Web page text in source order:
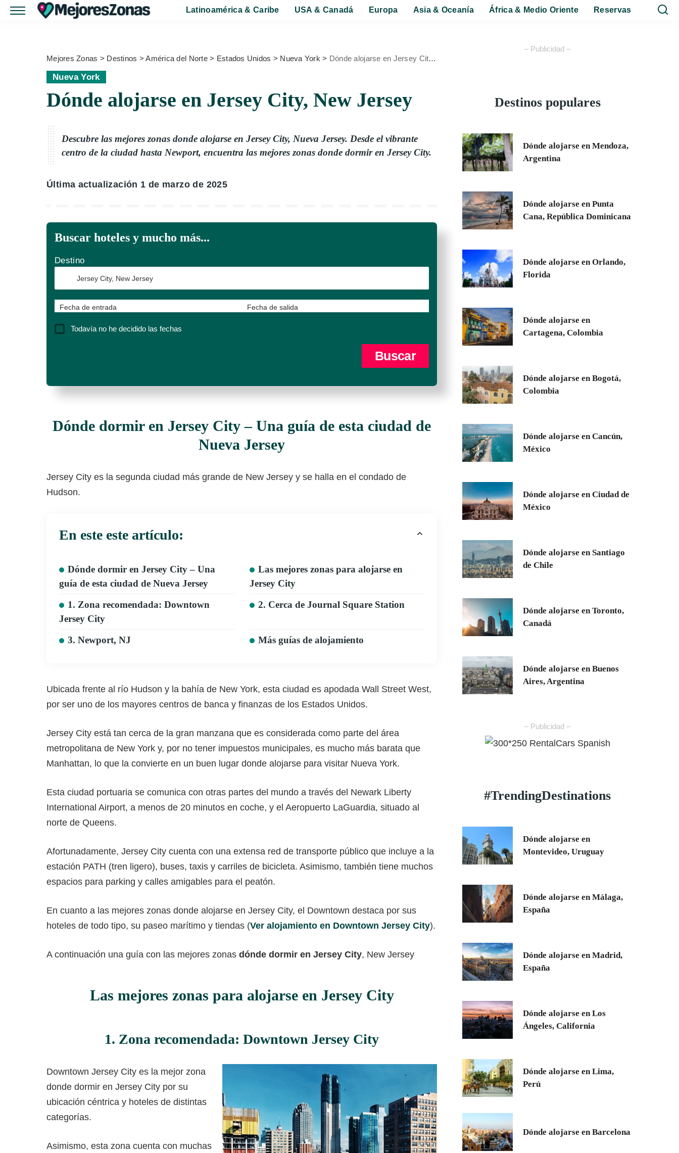
Latinoamérica & Caribe USA & Canadá Europa Asia & Oceanía África & Medio Oriente Reservas
Mejores Zonas > Destinos >América del Norte> Estados Unidos > Nueva York > Dónde alojarse en Jersey City, New Jersey
Nueva York
Dónde alojarse en Jersey City, New Jersey
Descubre las mejores zonas donde alojarse en Jersey City, Nueva Jersey. Desde el vibrante
centro de la ciudad hasta Newport, encuentra las mejores zonas donde dormir en Jersey City.
Última actualización 1 de marzo de 2025
Buscar hoteles y mucho más...
Destino
Fecha de entrada Fecha de salida
Todavía no he decidido las fechas
Dónde dormir en Jersey City – Una guía de esta ciudad de
Nueva Jersey
Jersey City es la segunda ciudad más grande de New Jersey y se halla en el condado de
Hudson.
En este este artículo:
Dónde dormir en Jersey City – Una
guía de esta ciudad de Nueva Jersey
Las mejores zonas para alojarse en
Jersey City
1. Zona recomendada: Downtown
Jersey City
2. Cerca de Journal Square Station
3. Newport, NJ Más guías de alojamiento
Ubicada frente al río Hudson y la bahía de New York, esta ciudad es apodada Wall Street West,
por ser uno de los mayores centros de banca y finanzas de los Estados Unidos.
Jersey City está tan cerca de la gran manzana que es considerada como parte del área
metropolitana de New York y, por no tener impuestos municipales, es mucho más barata que
Manhattan, lo que la convierte en un buen lugar donde alojarse para visitar Nueva York.
Esta ciudad portuaria se comunica con otras partes del mundo a través del Newark Liberty
International Airport, a menos de 20 minutos en coche, y el Aeropuerto LaGuardia, situado al
norte de Queens.
Afortunadamente, Jersey City cuenta con una extensa red de transporte público que incluye a la
estación PATH (tren ligero), buses, taxis y carriles de bicicleta. Asimismo, también tiene muchos
espacios para parking y calles amigables para el peatón.
En cuanto a las mejores zonas donde alojarse en Jersey City, el Downtown destaca por sus
hoteles de todo tipo, su paseo marítimo y tiendas (Ver alojamiento en Downtown Jersey City).
A continuación una guía con las mejores zonas dónde dormir en Jersey City, New Jersey
Las mejores zonas para alojarse en Jersey City
1. Zona recomendada: Downtown Jersey City
Downtown Jersey City es la mejor zona
donde dormir en Jersey City por su
ubicación céntrica y hoteles de distintas
categorías.
Asimismo, esta zona cuenta con muchas
– Publicidad –
Destinos populares
Dónde alojarse en Mendoza,
Argentina
Dónde alojarse en Punta
Cana, República Dominicana
Dónde alojarse en Orlando,
Florida
Dónde alojarse en
Cartagena, Colombia
Dónde alojarse en Bogotá,
Colombia
Dónde alojarse en Cancún,
México
Dónde alojarse en Ciudad de
México
Dónde alojarse en Santiago
de Chile
Dónde alojarse en Toronto,
Canadá
Dónde alojarse en Buenos
Aires, Argentina
– Publicidad –
#TrendingDestinations
Dónde alojarse en
Montevideo, Uruguay
Dónde alojarse en Málaga,
España
Dónde alojarse en Madrid,
España
Dónde alojarse en Los
Ángeles, California
Dónde alojarse en Lima,
Perú
Dónde alojarse en Barcelona